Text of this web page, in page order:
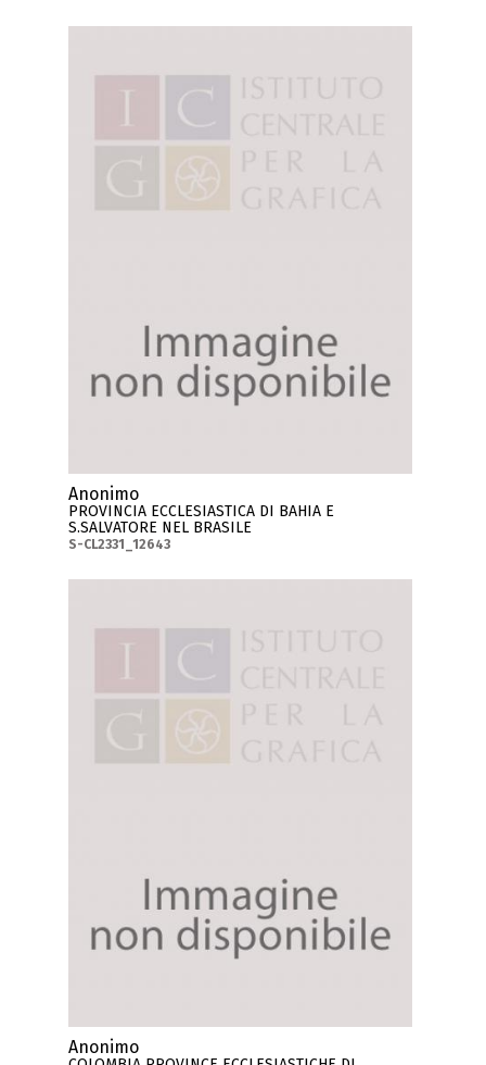
Anonimo
PROVINCIA ECCLESIASTICA DI BAHIA E
S.SALVATORE NEL BRASILE
S-CL2331_12643
Anonimo